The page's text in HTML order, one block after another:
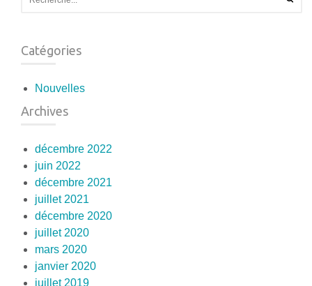
Catégories
Nouvelles
Archives
décembre 2022
juin 2022
décembre 2021
juillet 2021
décembre 2020
juillet 2020
mars 2020
janvier 2020
juillet 2019